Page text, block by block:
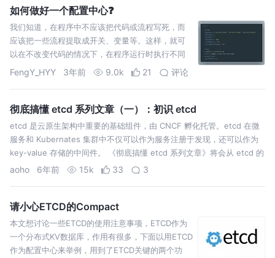
如何做好一个配置中心❓
我们知道，在程序中不应该把代码或流程写死，而
应该把一些流程提取成开关、变量等。这样，就可
以在不改变代码的情况下，在程序运行时执行不同
的功能。这些开关、变量的集合一般放在一个或者
FengY_HYY 3年前 9.0k 21 评论
彻底搞懂 etcd 系列文章（一）：初识 etcd
etcd 是云原生架构中重要的基础组件，由 CNCF 孵化托管。etcd 在微
服务和 Kubernates 集群中不仅可以作为服务注册于发现，还可以作为
key-value 存储的中间件。 《彻底搞懂 etcd 系列文章》将会从 etcd 的
基本功能实践、API 接口、实现原理…
aoho 6年前 15k 33 3
请小心ETCD的Compact
本文想讨论一些ETCD的使用注意事项，ETCD作为
一个分布式KV数据库，作用有很多，下面以用ETCD
作为配置中心来举例，用到了ETCD关键的两个功